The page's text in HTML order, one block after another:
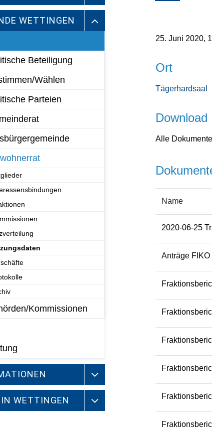
WETTINGEN
Beteiligung
Wählen
Parteien
Kommissionen
WETTINGEN
25. Juni 2020,
Ort
Tägerhardsaal
Download
Alle
Name
2020-06-25
Anträge FIKO